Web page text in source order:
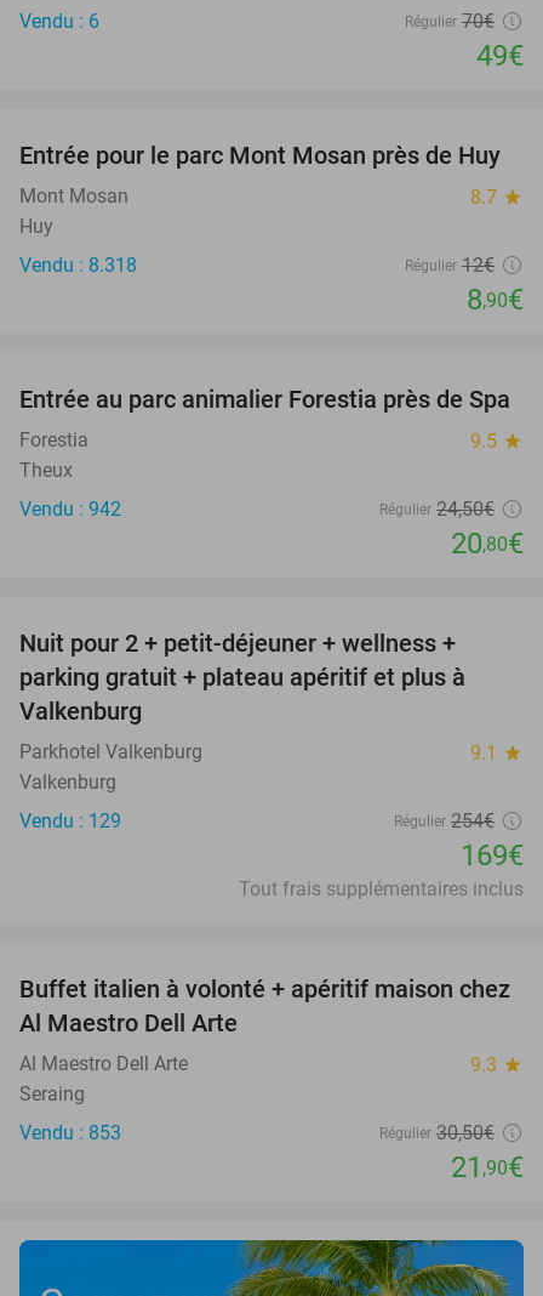
Vendu : 6
Régulier 70€
49€
26%
Entrée pour le parc Mont Mosan près de Huy
Mont Mosan 8.7 star
Huy
Vendu : 8.318
Régulier 12€
8,90€
15%
Entrée au parc animalier Forestia près de Spa
Forestia 9.5 star
Theux
Vendu : 942
Régulier 24,50€
20,80€
Nuit pour 2 + petit-déjeuner + wellness +
parking gratuit + plateau apéritif et plus à
Valkenburg
Parkhotel Valkenburg 9.1 star
Valkenburg
Vendu : 129
Régulier 254€
169€
Tout frais supplémentaires inclus
28%
Buffet italien à volonté + apéritif maison chez
Al Maestro Dell Arte
Al Maestro Dell Arte 9.3 star
Seraing
Vendu : 853
Régulier 30,50€
21 ,90€